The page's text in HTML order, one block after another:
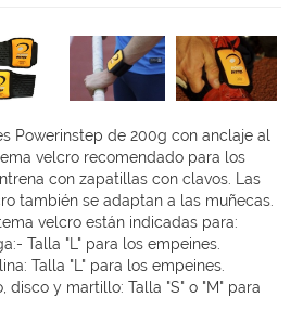
Powerinstep de 200g con anclaje al
velcro recomendado para los
con zapatillas con clavos. Las
también se adaptan a las muñecas.
velcro están indicadas para:
Talla "L" para los empeines.
Talla "L" para los empeines.
disco y martillo: Talla "S" o "M" para